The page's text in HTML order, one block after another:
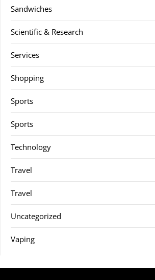
Sandwiches
Scientific & Research
Services
Shopping
Sports
Sports
Technology
Travel
Travel
Uncategorized
Vaping